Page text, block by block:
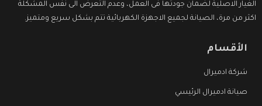
الغيار الاصلية لضمان جودتها فى العمل، وعدم التعرض الى نفس المشكلة
اكثر من مرة، الصيانة لجميع الاجهزة الكهربائية تتم بشكل سريع ومتميز.
الأقسام
شركة ادميرال
صيانة ادميرال الرئيسي